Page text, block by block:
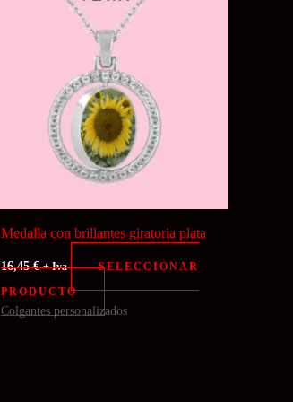
Medalla con brillantes giratoria plata
16,45€ + Iva
SELECCIONAR
PRODUCTO
Colgantes personalizados